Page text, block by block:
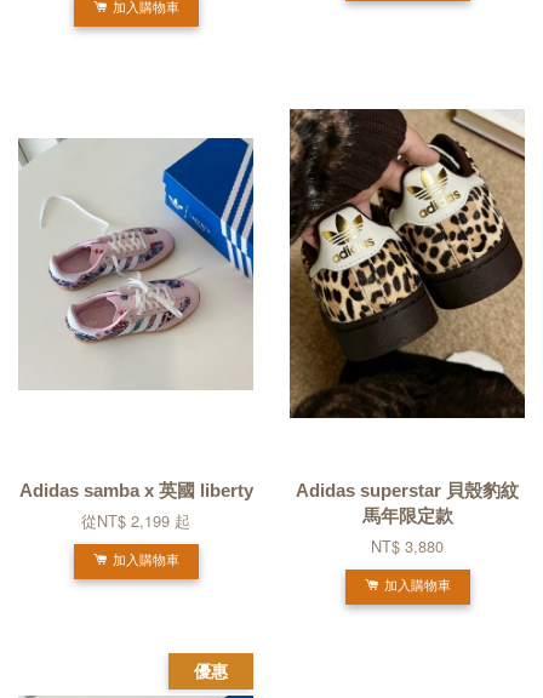
加入購物車
Adidas samba x 英國 liberty
從NT$ 2,199 起
加入購物車
Adidas superstar 貝殼豹紋
馬年限定款
NT$ 3,880
加入購物車
優惠